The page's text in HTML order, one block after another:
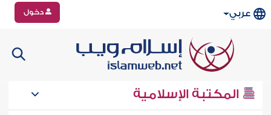
عربي دخول
المكتبة الإسلامية